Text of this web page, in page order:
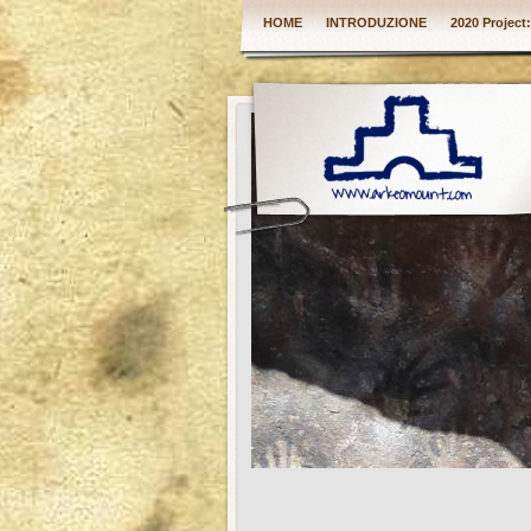
HOME INTRODUZIONE 2020